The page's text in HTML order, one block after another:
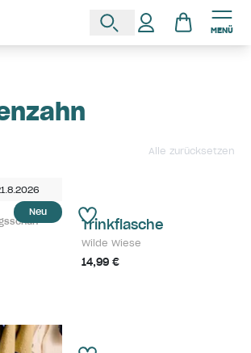
MENÜ
Alle zurücksetzen
Neu
Trinkflasche
Wilde Wiese
14,99 €